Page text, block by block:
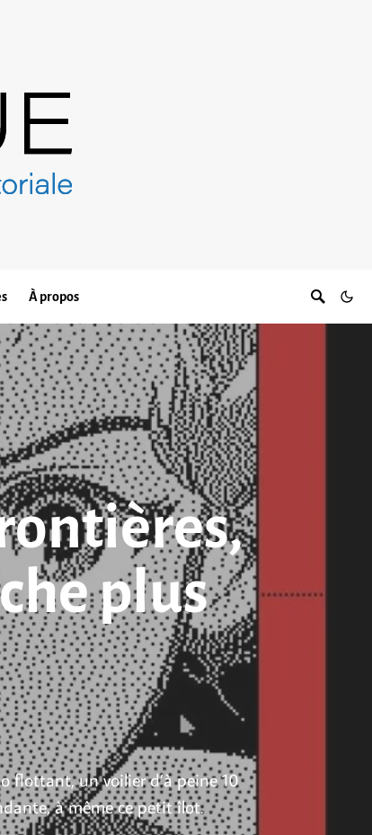
À propos
plus
flottant, un voilier d’à peine 10
à même ce petit îlot.